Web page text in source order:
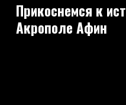
Прикоснемся к
Акрополе Афин